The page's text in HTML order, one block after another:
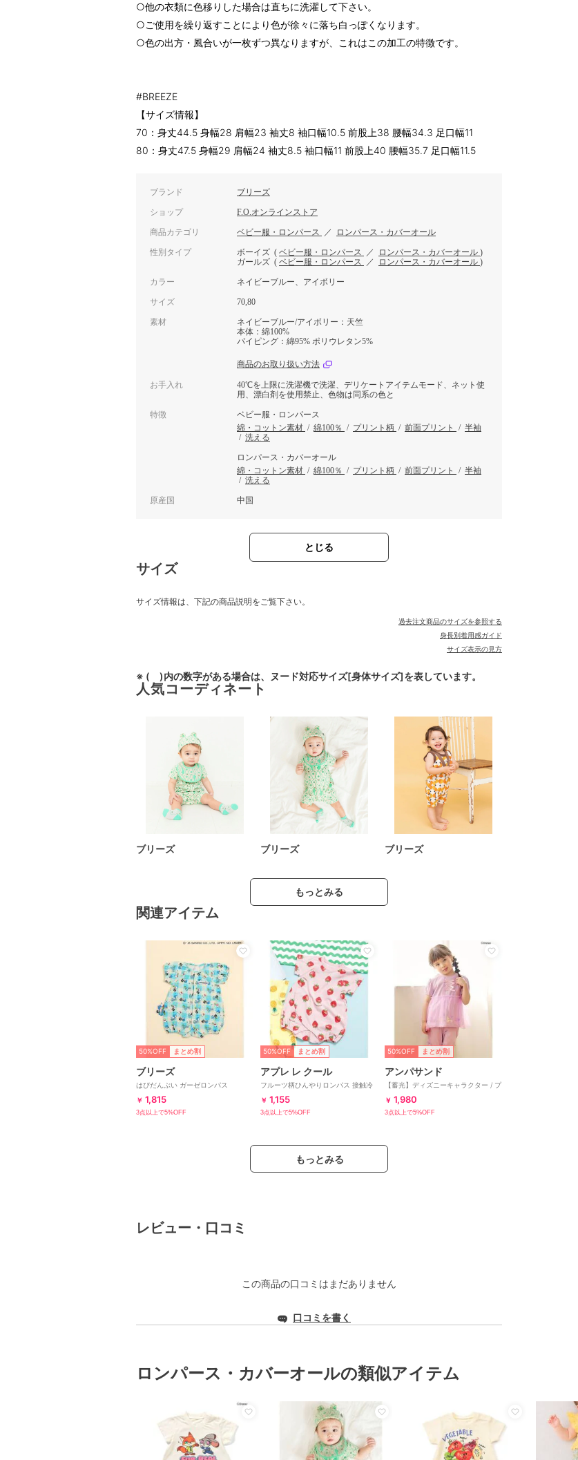
○他の衣類に色移りした場合は直ちに洗濯して下さい。
○ご使用を繰り返すことにより色が徐々に落ち白っぽくなります。
○色の出方・風合いが一枚ずつ異なりますが、これはこの加工の特徴です。
#BREEZE
【サイズ情報】
70：身丈44.5 身幅28 肩幅23 袖丈8 袖口幅10.5 前股上38 腰幅34.3 足口幅11
80：身丈47.5 身幅29 肩幅24 袖丈8.5 袖口幅11 前股上40 腰幅35.7 足口幅11.5
ブランド ブリーズ
ショップ F.O.オンラインストア
商品カテゴリ ベビー服・ロンパース ／ ロンパース・カバーオール
性別タイプ ボーイズ ( ベビー服・ロンパース ／ ロンパース・カバーオール )
ガールズ ( ベビー服・ロンパース ／ ロンパース・カバーオール )
カラー ネイビーブルー、アイボリー
サイズ 70,80
素材
ネイビーブルー/アイボリー：天竺
本体：綿100%
パイピング：綿95% ポリウレタン5%
商品のお取り扱い方法
お手入れ
40℃を上限に洗濯機で洗濯、デリケートアイテムモード、ネット使
用、漂白剤を使用禁止、色物は同系の色と
特徴
ベビー服・ロンパース
綿・コットン素材 / 綿100％ / プリント柄 / 前面プリント / 半袖
/ 洗える
ロンパース・カバーオール
綿・コットン素材 / 綿100％ / プリント柄 / 前面プリント / 半袖
/ 洗える
原産国 中国
とじる
サイズ
サイズ情報は、下記の商品説明をご覧下さい。
過去注文商品のサイズを参照する
身長別着用感ガイド
サイズ表示の見方
※ ( )内の数字がある場合は、ヌード対応サイズ[身体サイズ]を表しています。
人気コーディネート
ブリーズ ブリーズ ブリーズ
もっとみる
関連アイテム
50%OFF まとめ割
ブリーズ
はぴだんぶい ガーゼロンパス
￥ 1,815
3点以上で5%OFF
50%OFF まとめ割
アプレ レ クール
フルーツ柄ひんやりロンパス 接触冷
感
￥ 1,155
3点以上で5%OFF
50%OFF まとめ割
アンパサンド
【蓄光】ディズニーキャラクター / プ
リンセス / ドレスアップセット
￥ 1,980
3点以上で5%OFF
もっとみる
レビュー・口コミ
この商品の口コミはまだありません
口コミを書く
ロンパース・カバーオールの類似アイテム